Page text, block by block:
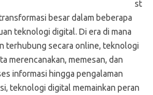
st
besar dalam beberapa
teknologi digital. Di era di mana
terhubung secara online, teknologi
merencanakan, memesan, dan
informasi hingga pengalaman
teknologi digital memainkan peran